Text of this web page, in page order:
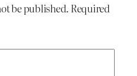
be published. Required